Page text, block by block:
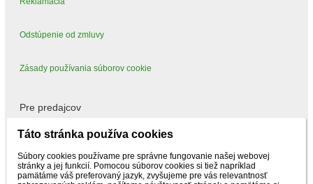
Odstúpenie od zmluvy
Zásady používania súborov cookie
Pre predajcov
Mám záujem predávať
Táto stránka používa cookies
Súbory cookies používame pre správne fungovanie našej webovej
stránky a jej funkcií. Pomocou súborov cookies si tiež napríklad
pamätáme váš preferovaný jazyk, zvyšujeme pre vás relevantnosť